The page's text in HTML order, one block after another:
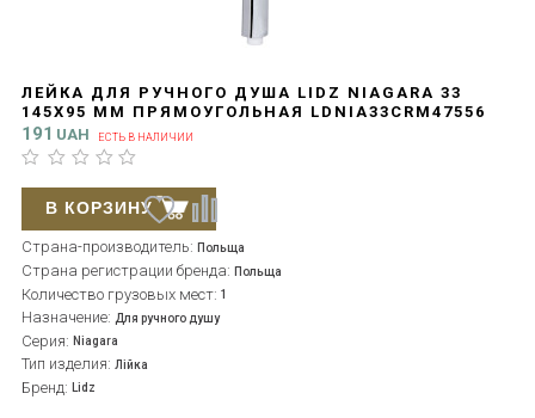
ЛЕЙКА ДЛЯ РУЧНОГО ДУША LIDZ NIAGARA 33
145X95 ММ ПРЯМОУГОЛЬНАЯ LDNIA33CRM47556
CHROME
191 UAH ЕСТЬ В НАЛИЧИИ
Страна-производитель: Польща
Страна регистрации бренда: Польща
Количество грузовых мест: 1
Назначение: Для ручного душу
Серия: Niagara
Тип изделия: Лійка
Бренд: Lidz
В КОРЗИНУ